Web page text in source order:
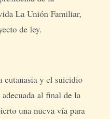
La Unión Familiar,
de ley.
eutanasia y el suicidio
al final de la
una nueva vía para